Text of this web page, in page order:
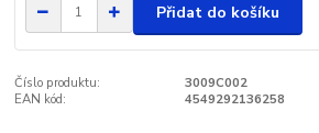
Přidat do košíku
Číslo produktu:
3009C002
EAN kód:
4549292136258